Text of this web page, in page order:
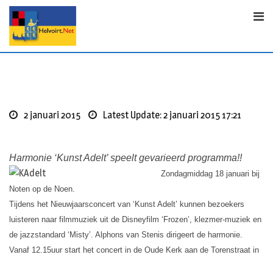
Skip
content
2 januari 2015 Latest Update: 2 januari 2015 17:21
Harmonie ‘Kunst Adelt’ speelt gevarieerd programma!!
Zondagmiddag 18 januari bij
Noten op de Noen.
Tijdens het Nieuwjaarsconcert van ‘Kunst Adelt’ kunnen bezoekers
luisteren naar filmmuziek uit de Disneyfilm ‘Frozen’, klezmer-muziek en
de jazzstandard ‘Misty’. Alphons van Stenis dirigeert de harmonie.
Vanaf 12.15uur start het concert in de Oude Kerk aan de Torenstraat in